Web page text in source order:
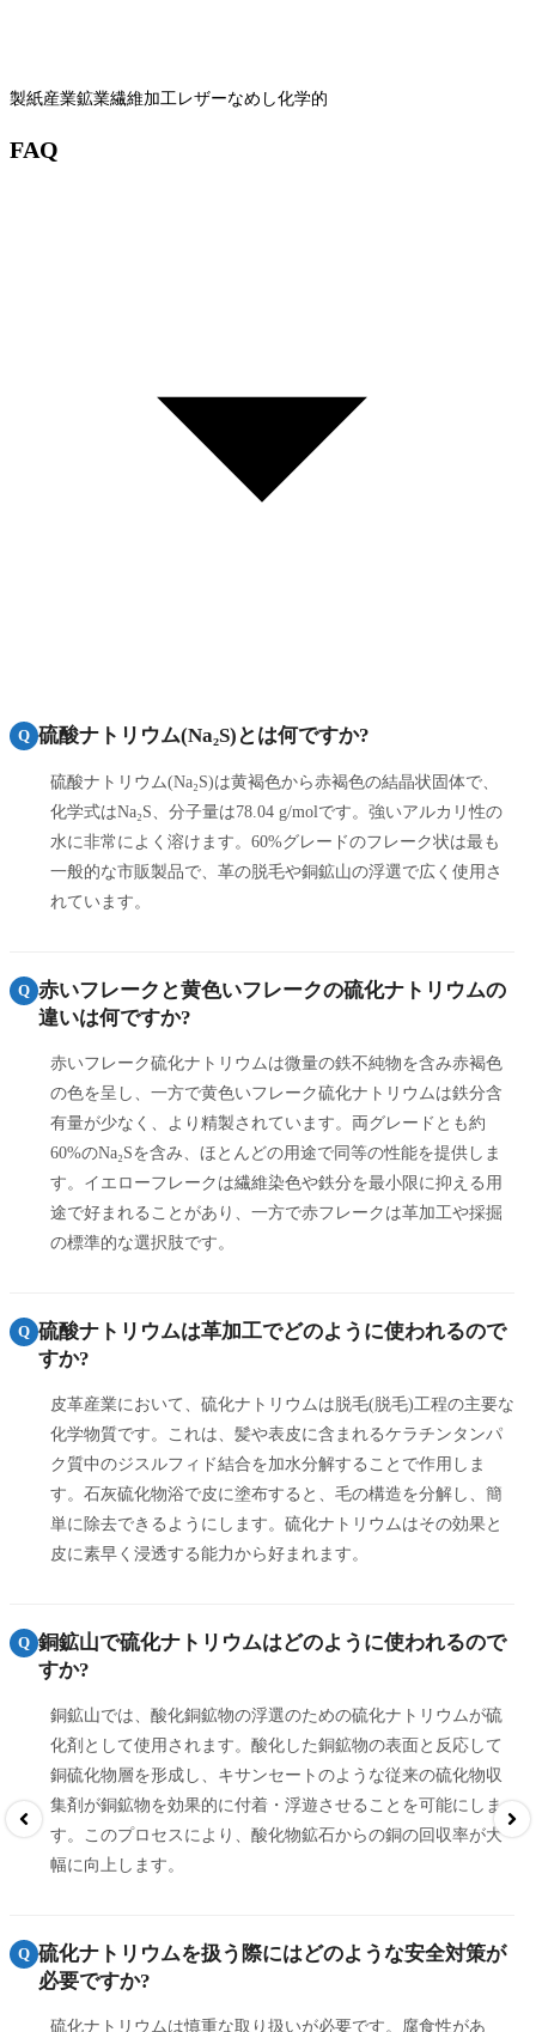
製紙産業鉱業繊維加工 レザーなめし化学的
FAQ
Q 硫酸ナトリウム(Na₂S)とは何ですか?
硫酸ナトリウム(Na₂S)は黄褐色から赤褐色の結晶状固体で、
化学式はNa₂S、分子量は78.04 g/molです。強いアルカリ性の
水に非常によく溶けます。60%グレードのフレーク状は最も
一般的な市販製品で、革の脱毛や銅鉱山の浮選で広く使用さ
れています。
Q 赤いフレークと黄色いフレークの硫化ナトリウムの
違いは何ですか?
赤いフレーク硫化ナトリウムは微量の鉄不純物を含み赤褐色
の色を呈し、一方で黄色いフレーク硫化ナトリウムは鉄分含
有量が少なく、より精製されています。両グレードとも約
60%のNa₂Sを含み、ほとんどの用途で同等の性能を提供しま
す。イエローフレークは繊維染色や鉄分を最小限に抑える用
途で好まれることがあり、一方で赤フレークは革加工や採掘
の標準的な選択肢です。
Q 硫酸ナトリウムは革加工でどのように使われるので
すか?
皮革産業において、硫化ナトリウムは脱毛(脱毛)工程の主要な
化学物質です。これは、髪や表皮に含まれるケラチンタンパ
ク質中のジスルフィド結合を加水分解することで作用しま
す。石灰硫化物浴で皮に塗布すると、毛の構造を分解し、簡
単に除去できるようにします。硫化ナトリウムはその効果と
皮に素早く浸透する能力から好まれます。
Q 銅鉱山で硫化ナトリウムはどのように使われるので
すか?
銅鉱山では、酸化銅鉱物の浮選のための硫化ナトリウムが硫
化剤として使用されます。酸化した銅鉱物の表面と反応して
銅硫化物層を形成し、キサンセートのような従来の硫化物収
集剤が銅鉱物を効果的に付着・浮遊させることを可能にしま
す。このプロセスにより、酸化物鉱石からの銅の回収率が大
幅に向上します。
Q 硫化ナトリウムを扱う際にはどのような安全対策が
必要ですか?
硫化ナトリウムは慎重な取り扱いが必要です。腐食性があ